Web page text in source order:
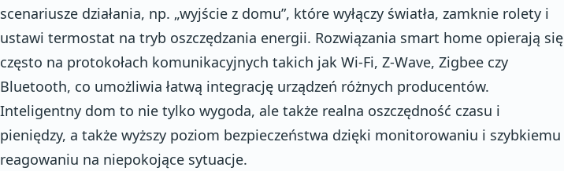
scenariusze działania, np. „wyjście z domu”, które wyłączy światła, zamknie rolety i
ustawi termostat na tryb oszczędzania energii. Rozwiązania smart home opierają się
często na protokołach komunikacyjnych takich jak Wi-Fi, Z-Wave, Zigbee czy
Bluetooth, co umożliwia łatwą integrację urządzeń różnych producentów.
Inteligentny dom to nie tylko wygoda, ale także realna oszczędność czasu i
pieniędzy, a także wyższy poziom bezpieczeństwa dzięki monitorowaniu i szybkiemu
reagowaniu na niepokojące sytuacje.